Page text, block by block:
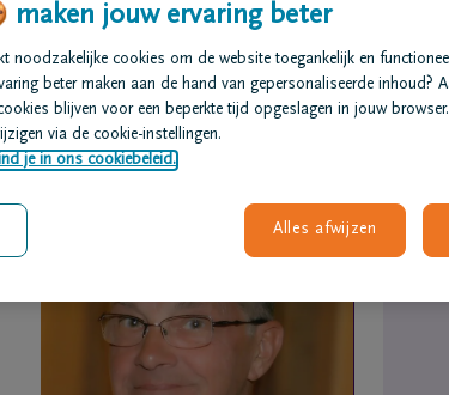
We zijn er
Overlijdensberichten Ons
maken jouw ervaring beter
noodzakelijke cookies om de website toegankelijk en
beter maken aan de hand van gepersonaliseerde inhoud?
blijven voor een beperkte tijd opgeslagen in jouw
via de cookie-instellingen.
je in ons cookiebeleid.
Alles afwijzen